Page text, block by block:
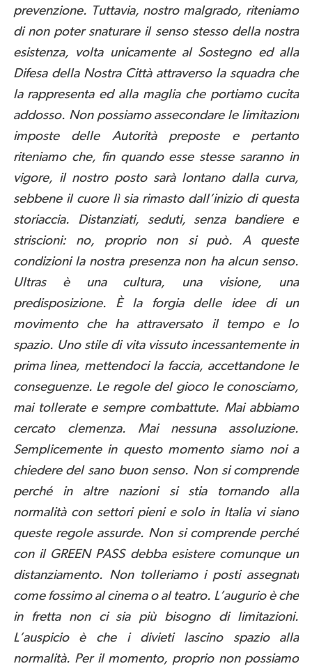
prevenzione. Tuttavia, nostro malgrado, riteniamo
di non poter snaturare il senso stesso della nostra
esistenza, volta unicamente al Sostegno ed alla
Difesa della Nostra Città attraverso la squadra che
la rappresenta ed alla maglia che portiamo cucita
addosso. Non possiamo assecondare le limitazioni
imposte delle Autorità preposte e pertanto
riteniamo che, fin quando esse stesse saranno in
vigore, il nostro posto sarà lontano dalla curva,
sebbene il cuore lì sia rimasto dall’inizio di questa
storiaccia. Distanziati, seduti, senza bandiere e
striscioni: no, proprio non si può. A queste
condizioni la nostra presenza non ha alcun senso.
Ultras è una cultura, una visione, una
predisposizione. È la forgia delle idee di un
movimento che ha attraversato il tempo e lo
spazio. Uno stile di vita vissuto incessantemente in
prima linea, mettendoci la faccia, accettandone le
conseguenze. Le regole del gioco le conosciamo,
mai tollerate e sempre combattute. Mai abbiamo
cercato clemenza. Mai nessuna assoluzione.
Semplicemente in questo momento siamo noi a
chiedere del sano buon senso. Non si comprende
perché in altre nazioni si stia tornando alla
normalità con settori pieni e solo in Italia vi siano
queste regole assurde. Non si comprende perché
con il GREEN PASS debba esistere comunque un
distanziamento. Non tolleriamo i posti assegnati
come fossimo al cinema o al teatro. L’augurio è che
in fretta non ci sia più bisogno di limitazioni.
L’auspicio è che i divieti lascino spazio alla
normalità. Per il momento, proprio non possiamo